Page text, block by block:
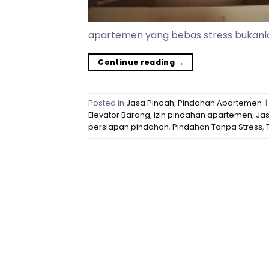
apartemen yang bebas stress
Continue reading →
Posted in Jasa Pindah, Pindahan Apartemen |
Elevator Barang, izin pindahan apartemen,
persiapan pindahan, Pindahan Tanpa Stress,